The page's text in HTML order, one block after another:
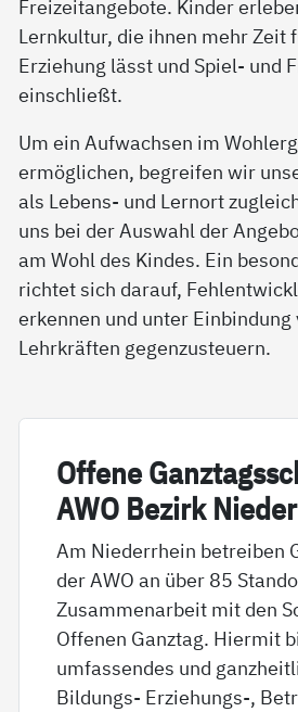
Freizeitangebote. Kinder
Lernkultur, die ihnen mehr Zeit
Erziehung lässt und Spiel- und
einschließt.
Um ein Aufwachsen im
ermöglichen, begreifen wir
als Lebens- und Lernort
uns bei der Auswahl der
am Wohl des Kindes. Ein
richtet sich darauf,
erkennen und unter Einbindung
Lehrkräften gegenzusteuern.
Of­fe­ne
AWO Be­zirk
Am Niederrhein betreiben
der AWO an über 85
Zusammenarbeit mit den
Offenen Ganztag. Hiermit
umfassendes und
Bildungs- Erziehungs-,